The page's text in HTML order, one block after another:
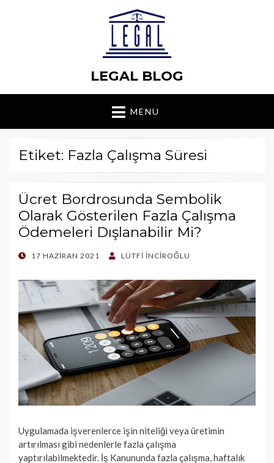
LEGAL BLOG
MENU
Etiket: Fazla Çalışma Süresi
Ücret Bordrosunda Sembolik
Olarak Gösterilen Fazla Çalışma
Ödemeleri Dışlanabilir Mi?
POSTED
17 HAZIRAN 2021 LÜTFI İNCIROĞLU
Uygulamada işverenlerce işin niteliği veya üretimin
artırılması gibi nedenlerle fazla çalışma
yaptırılabilmektedir. İş Kanununda fazla çalışma, haftalık